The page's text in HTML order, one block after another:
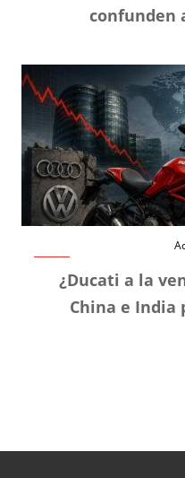
confunden
¿Ducati a la
China e India